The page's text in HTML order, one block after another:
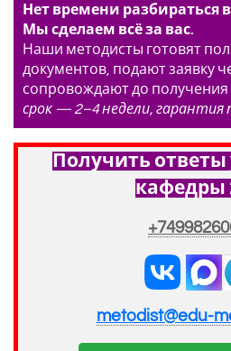
Нет времени разбираться
Мы сделаем всё за вас.
Наши методисты готовят
документов, подают заявку
сопровождают до получения
срок — 2–4 недели, гарантия
Получить ответы
кафедры
metodist@edu-